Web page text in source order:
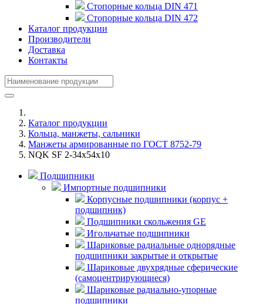
Стопорные кольца DIN 471
Стопорные кольца DIN 472
Каталог продукции
Производители
Доставка
Контакты
Каталог продукции
Кольца, манжеты, сальники
Манжеты армированные по ГОСТ 8752-79
NQK SF 2-34x54x10
Подшипники
Импортные подшипники
Корпусные подшипники (корпус +
подшипник)
Подшипники скольжения GE
Игольчатые подшипники
Шариковые радиальные однорядные
подшипники закрытые и открытые
Шариковые двухрядные сферические
(самоцентрирующиеся)
Шариковые радиально-упорные
подшипники